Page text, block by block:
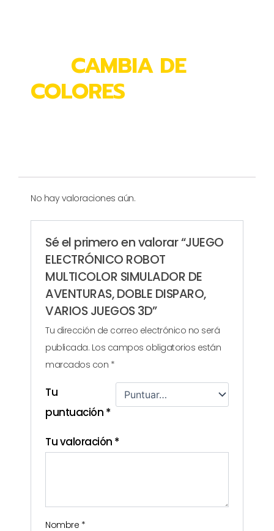
CAMBIA DE
COLORES
No hay valoraciones aún.
Sé el primero en valorar “JUEGO
ELECTRÓNICO ROBOT
MULTICOLOR SIMULADOR DE
AVENTURAS, DOBLE DISPARO,
VARIOS JUEGOS 3D”
Tu dirección de correo electrónico no será
publicada. Los campos obligatorios están
marcados con *
Tu
puntuación *
Tu valoración *
Nombre *